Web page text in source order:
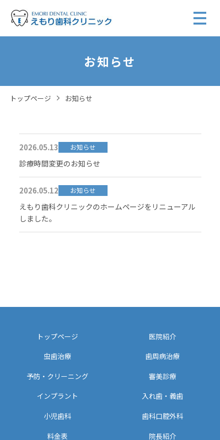
お知らせ
トップページ お知らせ
2026.05.13 お知らせ
診療時間変更のお知らせ
2026.05.12 お知らせ
えもり歯科クリニックのホームページをリニューアル
しました。
トップページ 医院紹介
虫歯治療 歯周病治療
予防・クリーニング 審美診療
インプラント 入れ歯・義歯
小児歯科 歯科口腔外科
料金表 院長紹介